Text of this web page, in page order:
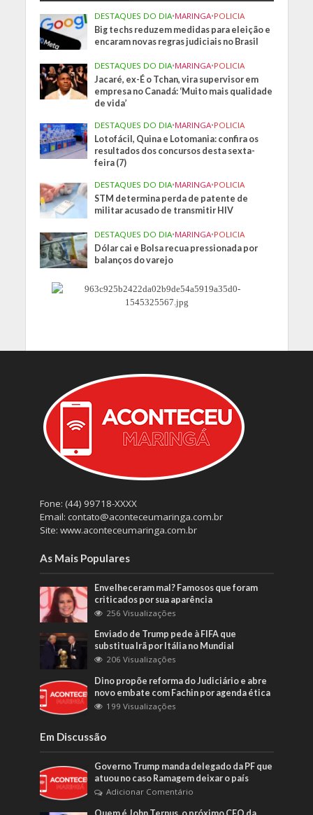
DESTAQUES DO DIA•MARINGA•POLICIA
Big techs reduzem medidas para eleição e
encaram novas regras judiciais no Brasil
DESTAQUES DO DIA•MARINGA•POLICIA
Jacaré, ex-É o Tchan, vira supervisor em
empresa no Canadá: ‘Muito mais qualidade
de vida’
DESTAQUES DO DIA•MARINGA•POLICIA
Lotofácil, Quina e Lotomania: confira os
resultados dos concursos desta sexta-
feira (7)
DESTAQUES DO DIA•MARINGA•POLICIA
STM determina perda de patente de
militar acusado de transmitir HIV
DESTAQUES DO DIA•MARINGA•POLICIA
Dólar cai e Bolsa recua pressionada por
balanços do varejo
Fone: (44) 99718-XXXX
Email: contato@aconteceumaringa.com.br
Site: www.aconteceumaringa.com.br
As Mais Populares
Envelheceram mal? Famosos que foram
criticados por sua aparência
256 Visualizações
Enviado de Trump pede à FIFA que
substitua Irã por Itália no Mundial
206 Visualizações
Dino propõe reforma do Judiciário e abre
novo embate com Fachin por agenda ética
199 Visualizações
Em Discussão
Governo Trump manda delegado da PF que
atuou no caso Ramagem deixar o país
Adicionar Comentário